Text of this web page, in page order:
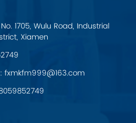
1705, Wulu Road, Industrial
Xiamen
: fxmkfm999@163.com